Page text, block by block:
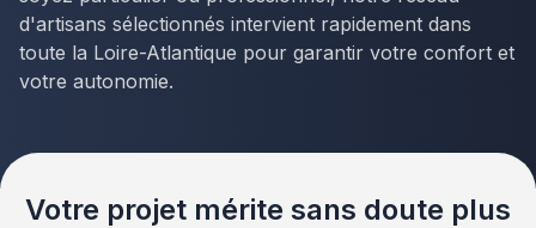
d'artisans sélectionnés intervient rapidement dans
toute la Loire-Atlantique pour garantir votre confort et
votre autonomie.
Votre projet mérite sans doute plus